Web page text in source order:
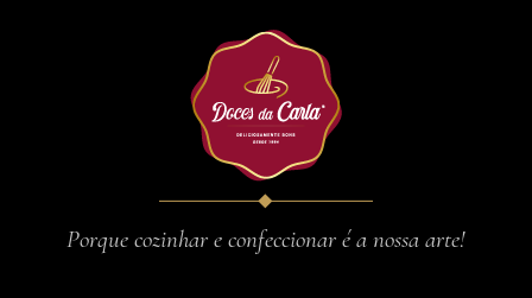
Porque cozinhar e confeccionar é a nossa arte!